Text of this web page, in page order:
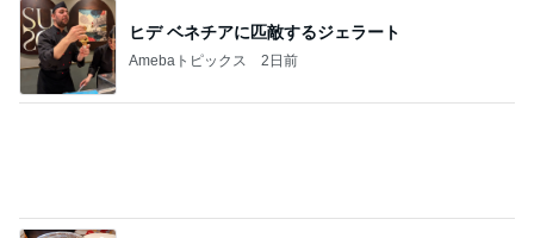
コーヒーが苦手な人でも飲める後味
Amebaトピックス 1日前